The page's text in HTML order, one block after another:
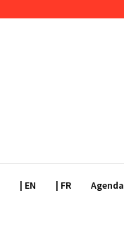
| EN | FR Agenda